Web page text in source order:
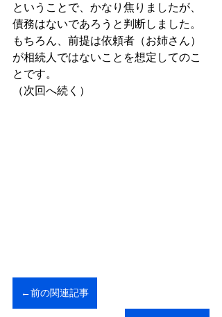
ということで、かなり焦りましたが、
債務はないであろうと判断しました。
もちろん、前提は依頼者（お姉さん）
が相続人ではないことを想定してのこ
とです。
（次回へ続く）
←前の関連記事